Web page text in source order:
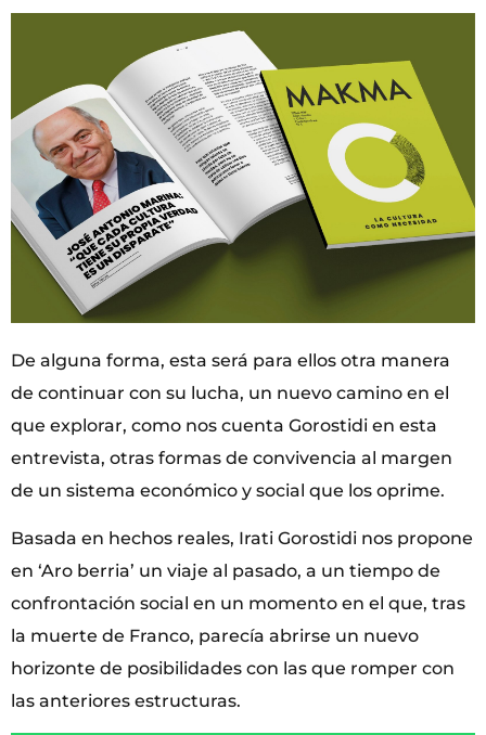
De alguna forma, esta será para ellos otra manera
de continuar con su lucha, un nuevo camino en el
que explorar, como nos cuenta Gorostidi en esta
entrevista, otras formas de convivencia al margen
de un sistema económico y social que los oprime.
Basada en hechos reales, Irati Gorostidi nos propone
en ‘Aro berria’ un viaje al pasado, a un tiempo de
confrontación social en un momento en el que, tras
la muerte de Franco, parecía abrirse un nuevo
horizonte de posibilidades con las que romper con
las anteriores estructuras.